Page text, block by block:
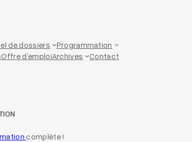
de dossiers
Programmation
Offre d’emploiArchives Contact
complète !